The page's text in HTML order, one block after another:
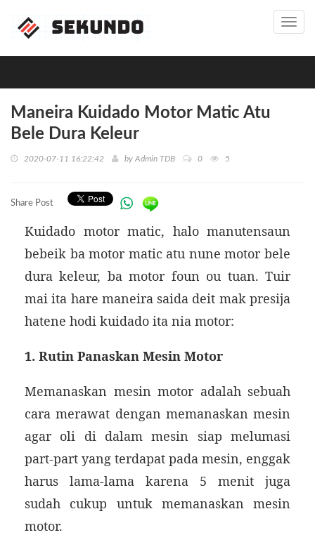
Maneira Kuidado Motor Matic Atu
Bele Dura Keleur
2020-07-11 16:22:42 by Admin TDB 0 5
Share Post
Kuidado motor matic, halo manutensaun
bebeik ba motor matic atu nune motor bele
dura keleur, ba motor foun ou tuan. Tuir
mai ita hare maneira saida deit mak presija
hatene hodi kuidado ita nia motor:
1. Rutin Panaskan Mesin Motor
Memanaskan mesin motor adalah sebuah
cara merawat dengan memanaskan mesin
agar oli di dalam mesin siap melumasi
part-part yang terdapat pada mesin, enggak
harus lama-lama karena 5 menit juga
sudah cukup untuk memanaskan mesin
motor.